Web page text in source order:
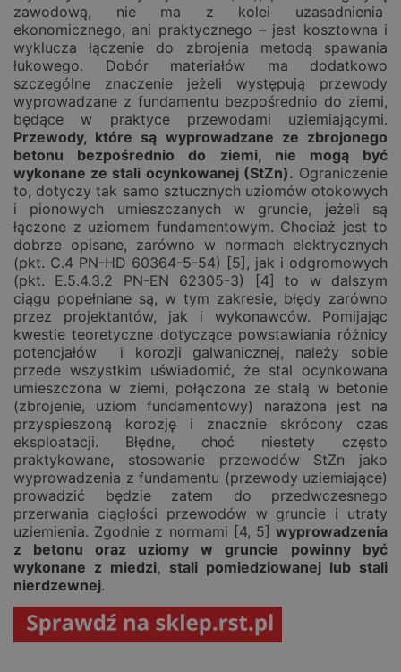
zawodową, nie ma z kolei uzasadnienia
ekonomicznego, ani praktycznego – jest kosztowna i
wyklucza łączenie do zbrojenia metodą spawania
łukowego. Dobór materiałów ma dodatkowo
szczególne znaczenie jeżeli występują przewody
wyprowadzane z fundamentu bezpośrednio do ziemi,
będące w praktyce przewodami uziemiającymi.
Przewody, które są wyprowadzane ze zbrojonego
betonu bezpośrednio do ziemi,nie mogą być
wykonane ze stali ocynkowanej(StZn). Ograniczenie
to, dotyczy tak samo sztucznych uziomów otokowych
i pionowych umieszczanych w gruncie, jeżeli są
łączone z uziomem fundamentowym. Chociaż jest to
dobrze opisane, zarówno w normach elektrycznych
(pkt. C.4 PN-HD 60364-5-54) [5], jak i odgromowych
(pkt. E.5.4.3.2 PN-EN 62305-3) [4] to w dalszym
ciągu popełniane są, w tym zakresie, błędy zarówno
przez projektantów, jak i wykonawców. Pomijając
kwestie teoretyczne dotyczące powstawiania różnicy
potencjałów i korozji galwanicznej, należy sobie
przede wszystkim uświadomić, że stal ocynkowana
umieszczona w ziemi, połączona ze stalą w betonie
(zbrojenie, uziom fundamentowy) narażona jest na
przyspieszoną korozję i znacznie skrócony czas
eksploatacji. Błędne, choć niestety często
praktykowane, stosowanie przewodów StZn jako
wyprowadzenia z fundamentu (przewody uziemiające)
prowadzić będzie zatem do przedwczesnego
przerwania ciągłości przewodów w gruncie i utraty
uziemienia. Zgodnie z normami [4, 5] wyprowadzenia
z betonu oraz uziomy w gruncie powinny być
wykonane z miedzi, stali pomiedziowanej lub stali
nierdzewnej.